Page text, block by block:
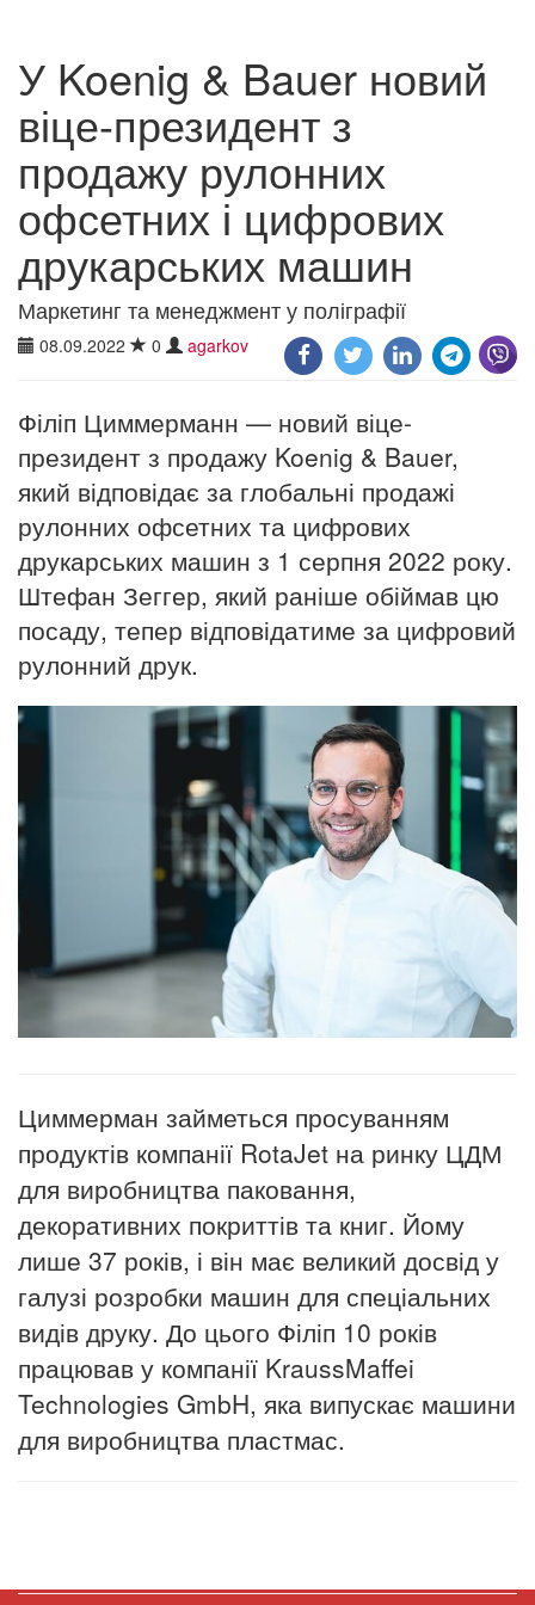
У Koenig & Bauer новий
віце-президент з
продажу рулонних
офсетних і цифрових
друкарських машин
Маркетинг та менеджмент у поліграфії
08.09.2022 0 agarkov
Філіп Циммерманн — новий віце-
президент з продажу Koenig & Bauer,
який відповідає за глобальні продажі
рулонних офсетних та цифрових
друкарських машин з 1 серпня 2022 року.
Штефан Зеггер, який раніше обіймав цю
посаду, тепер відповідатиме за цифровий
рулонний друк.
Циммерман займеться просуванням
продуктів компанії RotaJet на ринку ЦДМ
для виробництва паковання,
декоративних покриттів та книг. Йому
лише 37 років, і він має великий досвід у
галузі розробки машин для спеціальних
видів друку. До цього Філіп 10 років
працював у компанії KraussMaffei
Technologies GmbH, яка випускає машини
для виробництва пластмас.